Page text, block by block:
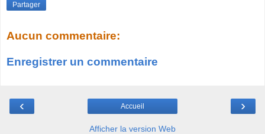
Partager
Aucun commentaire:
Enregistrer un commentaire
‹ ›
Accueil
Afficher la version Web